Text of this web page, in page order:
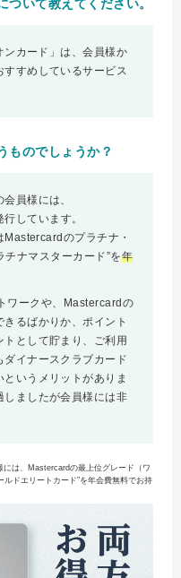
ついて教えてください。
カード」は、会員様か
すめしているサービス
ものでしょうか？
員様には、
しています。
のプラチナ・
ナマスターカード”を年
ワークや、Mastercardの
るばかりか、ポイント
として貯まり、ご利用
イナースクラブカード
いうメリットがありま
ましたが会員様には非
は、Mastercardの最上位グレード（ワ
ドエリートカード”を年会費無料でお持